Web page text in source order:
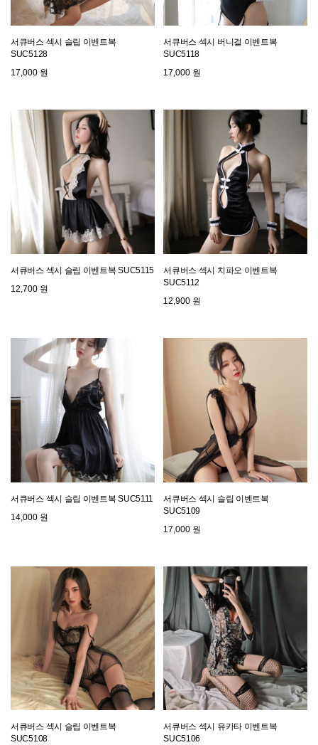
서큐버스 섹시 슬립 이벤트복
SUC5128
17,000 원
서큐버스 섹시 버니걸 이벤트복
SUC5118
17,000 원
서큐버스 섹시 슬립 이벤트복 SUC5115
12,700 원
서큐버스 섹시 치파오 이벤트복
SUC5112
12,900 원
서큐버스 섹시 슬립 이벤트복 SUC5111
14,000 원
서큐버스 섹시 슬립 이벤트복
SUC5109
17,000 원
서큐버스 섹시 슬립 이벤트복
SUC5108
서큐버스 섹시 유카타 이벤트복
SUC5106